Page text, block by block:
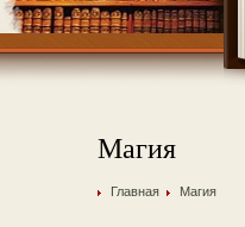
Магия
Главная Магия